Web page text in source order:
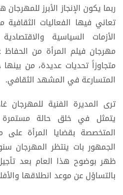
ربما يكون الإنجاز الأبرز
تعاني فيها الفعاليات
الأزمات السياسية
مهرجان فيلم المرأة من
المتسارعة في المشهد الثقافي.
ترى المديرة الفنية للمهرجان
يتمثل في خلق حالة مستمرة
الجمهور بات ينتظر المهرجان
ظهر بوضوح هذا العام بعد
بالتساؤل عن موعد انطلاقها